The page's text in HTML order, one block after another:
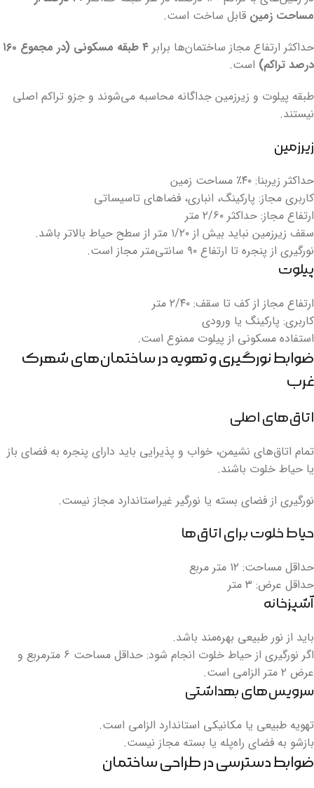
مساحت زمین قابل ساخت است.
حداکثر ارتفاع مجاز ساختمان‌ها برابر
۴ طبقه مسکونی (در مجموع ۱۶۰
درصد تراکم) است.
طبقه پیلوت و زیرزمین جداگانه محاسبه می‌شوند و جزو تراکم اصلی
نیستند.
زیرزمین
حداکثر زیربنا: ۴۰٪ مساحت زمین
کاربری مجاز: پارکینگ، انباری، فضاهای تاسیساتی
ارتفاع مجاز: حداکثر ۲/۶۰ متر
سقف زیرزمین نباید بیش از ۱/۲۰ متر از سطح حیاط بالاتر باشد.
نورگیری از پنجره تا ارتفاع ۹۰ سانتی‌متر مجاز است.
پیلوت
ارتفاع مجاز از کف تا سقف: ۲/۴۰ متر
کاربری: پارکینگ یا ورودی
استفاده مسکونی از پیلوت ممنوع است.
ضوابط نورگیری و تهویه در ساختمان‌های شهرک
غرب
اتاق‌های اصلی
تمام اتاق‌های نشیمن، خواب و پذیرایی باید دارای پنجره به فضای باز
یا حیاط خلوت باشند.
نورگیری از فضای بسته یا نورگیر غیراستاندارد مجاز نیست.
حیاط خلوت برای اتاق‌ها
حداقل مساحت: ۱۲ متر مربع
حداقل عرض: ۳ متر
آشپزخانه
باید از نور طبیعی بهره‌مند باشد.
اگر نورگیری از حیاط خلوت انجام شود: حداقل مساحت ۶ مترمربع و
عرض ۲ متر الزامی است.
سرویس‌های بهداشتی
تهویه طبیعی یا مکانیکی استاندارد الزامی است.
بازشو به فضای راه‌پله یا بسته مجاز نیست.
ضوابط دسترسی در طراحی ساختمان